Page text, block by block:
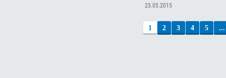
23.05.2015
1 2 3 4 5 ...